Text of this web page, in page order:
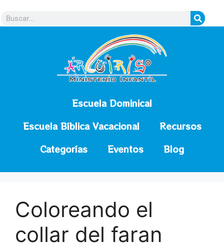
Escuela Dominical
Escuela Bíblica Vacacional
Recursos
Categorías
Eventos Blog
Coloreando el
collar del faran